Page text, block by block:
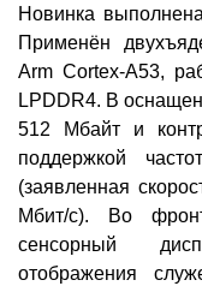
Новинка
Применён
Arm Cortex-A53,
LPDDR4. В
512 Мбайт и
поддержкой
(заявленная
Мбит/с). Во
сенсорный
отображения